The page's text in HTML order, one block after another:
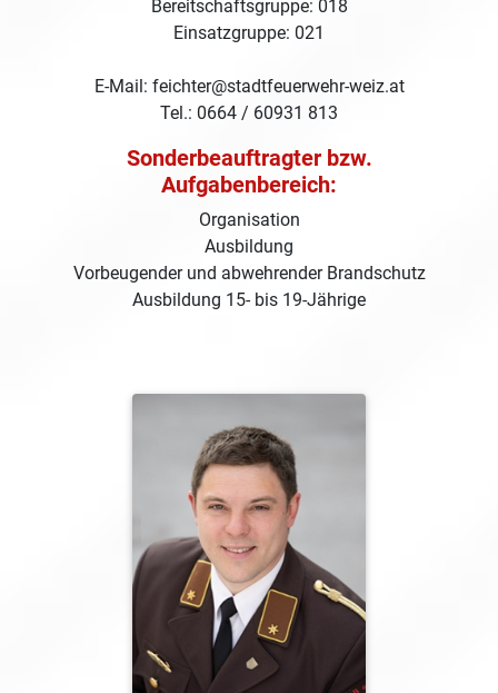
Bereitschaftsgruppe: 018
Einsatzgruppe: 021
E-Mail: feichter@stadtfeuerwehr-weiz.at
Tel.: 0664 / 60931 813
Sonderbeauftragter bzw.
Aufgabenbereich:
Organisation
Ausbildung
Vorbeugender und abwehrender Brandschutz
Ausbildung 15- bis 19-Jährige